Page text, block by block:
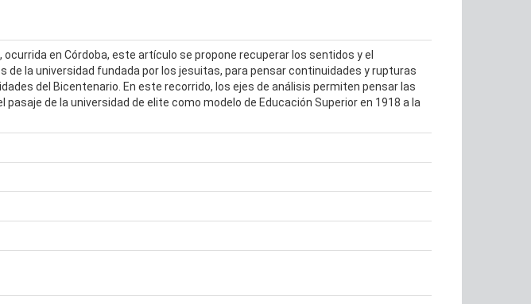
en Córdoba, este artículo se propone recuperar los sentidos y el
la universidad fundada por los jesuitas, para pensar continuidades y rupturas
del Bicentenario. En este recorrido, los ejes de análisis permiten pensar las
de la universidad de elite como modelo de Educación Superior en 1918 a la